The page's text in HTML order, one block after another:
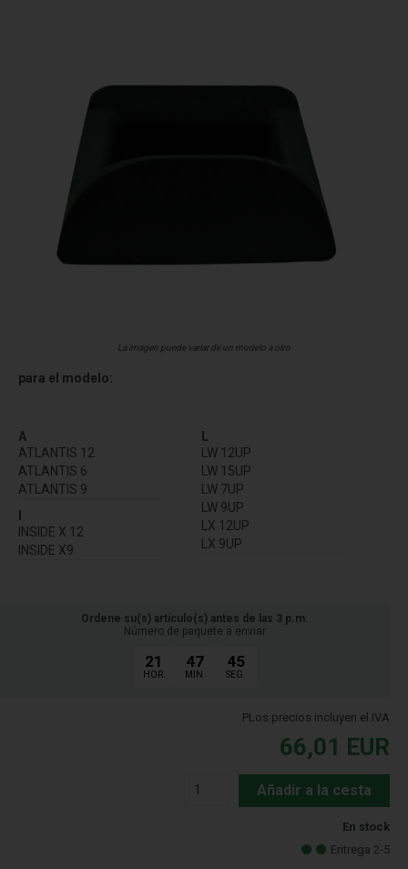
La imagen puede variar de un modelo a otro
para el modelo:
A
ATLANTIS 12
ATLANTIS 6
ATLANTIS 9
INSIDE X 12
INSIDE X9
L
LW 12UP
LW 15UP
LW 7UP
LW 9UP
LX 12UP
LX 9UP
Ordene su(s) artículo(s) antes de las 3 p.m.
Número de paquete a enviar
21
HOR.
47
MIN.
45
SEG.
PLos precios incluyen el IVA
66,01 EUR
Añadir a la cesta
En stock
Entrega 2-5